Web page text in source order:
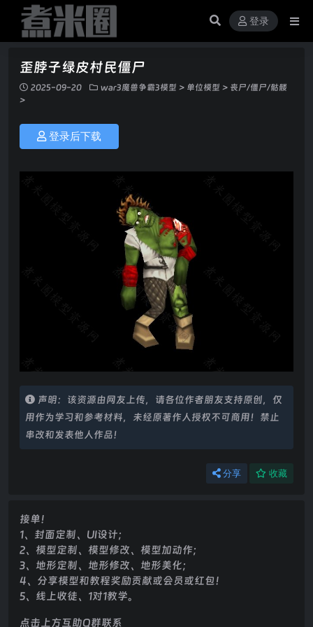
登录
歪脖子绿皮村民僵尸
2025-09-20 war3魔兽争霸3模型 > 单位模型 > 丧尸/僵尸/骷髅
>
登录后下载
声明：该资源由网友上传，请各位作者朋友支持原创，仅
用作为学习和参考材料，未经原著作人授权不可商用！禁止
串改和发表他人作品！
分享 收藏
接单！
1、封面定制、UI设计；
2、模型定制、模型修改、模型加动作；
3、地形定制、地形修改、地形美化；
4、分享模型和教程奖励贡献或会员或红包！
5、线上收徒、1对1教学。
点击上方互助Q群联系